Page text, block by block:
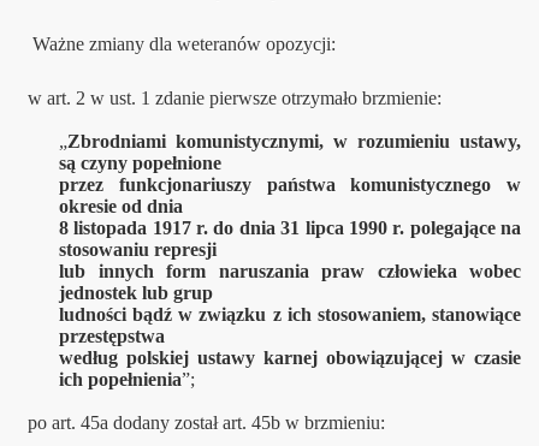
Ważne zmiany dla weteranów opozycji:
w art. 2 w ust. 1 zdanie pierwsze otrzymało brzmienie:
„Zbrodniami komunistycznymi, w rozumieniu ustawy,
są czyny popełnione
przez funkcjonariuszy państwa komunistycznego w
okresie od dnia
8 listopada 1917 r. do dnia 31 lipca 1990 r. polegające na
stosowaniu represji
lub innych form naruszania praw człowieka wobec
jednostek lub grup
ludności bądź w związku z ich stosowaniem, stanowiące
przestępstwa
według polskiej ustawy karnej obowiązującej w czasie
ich popełnienia”;
po art. 45a dodany został art. 45b w brzmieniu: